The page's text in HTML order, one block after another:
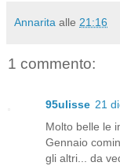
Annarita alle 21:16
1 commento:
95ulisse 21
Molto belle le
Gennaio
gli altri... da